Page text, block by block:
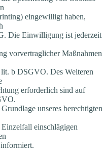
eingewilligt haben,
Die Einwilligung ist jederzeit
vorvertraglicher Maßnahmen
b DSGVO. Des Weiteren
erforderlich sind auf
unseres berechtigten
einschlägigen